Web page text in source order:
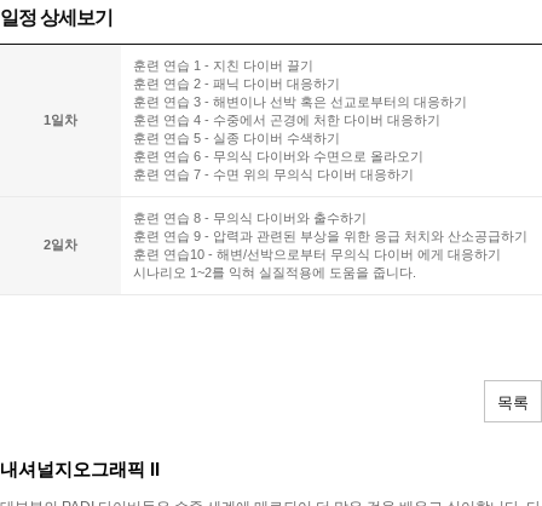
일정 상세보기
1일차
훈련 연습 1 - 지친 다이버 끌기
훈련 연습 2 - 패닉 다이버 대응하기
훈련 연습 3 - 해변이나 선박 혹은 선교로부터의 대응하기
훈련 연습 4 - 수중에서 곤경에 처한 다이버 대응하기
훈련 연습 5 - 실종 다이버 수색하기
훈련 연습 6 - 무의식 다이버와 수면으로 올라오기
훈련 연습 7 - 수면 위의 무의식 다이버 대응하기
2일차
훈련 연습 8 - 무의식 다이버와 출수하기
훈련 연습 9 - 압력과 관련된 부상을 위한 응급 처치와 산소공급하기
훈련 연습10 - 해변/선박으로부터 무의식 다이버 에게 대응하기
시나리오 1~2를 익혀 실질적용에 도움을 줍니다.
목록
내셔널지오그래픽 II